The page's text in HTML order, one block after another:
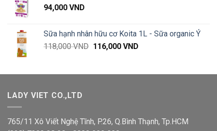
94,000 VND
Sữa hạnh nhân hữu cơ Koita 1L - Sữa organic Ý
118,000VND Giá
118,000 VND.
116,000 VNDGiá
là:
LADY VIET CO.,LTD
765/11 Xô Viết Nghệ Tĩnh, P.26, Q.Bình Thạnh, Tp.HCM